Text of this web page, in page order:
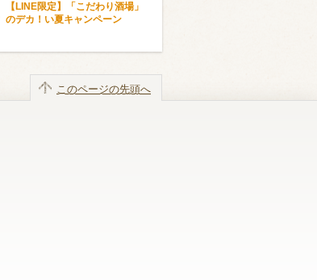
【LINE限定】「こだわり酒場」
のデカ！い夏キャンペーン
このページの先頭へ